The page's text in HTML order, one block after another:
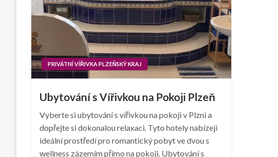
PRIVÁTNÍ VÍŘIVKA PLZEŇSKÝ KRAJ
Ubytování s Vířivkou na Pokoji Plzeň
Vyberte si ubytování s vířivkou na pokoji v Plzni a
dopřejte si dokonalou relaxaci. Tyto hotely nabízejí
ideální prostředí pro romantický pobyt ve dvou s
wellness zázemím přímo na pokoji. Ubytování s